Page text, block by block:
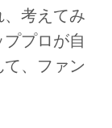
考えてみ
プロが自
、ファン